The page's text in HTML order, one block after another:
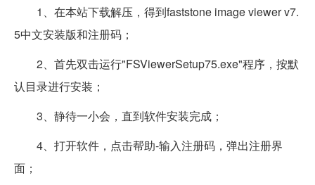
1、在本站下载解压，得到faststone image viewer v7.
5中文安装版和注册码；
2、首先双击运行"FSViewerSetup75.exe"程序，按默
认目录进行安装；
3、静待一小会，直到软件安装完成；
4、打开软件，点击帮助-输入注册码，弹出注册界
面；